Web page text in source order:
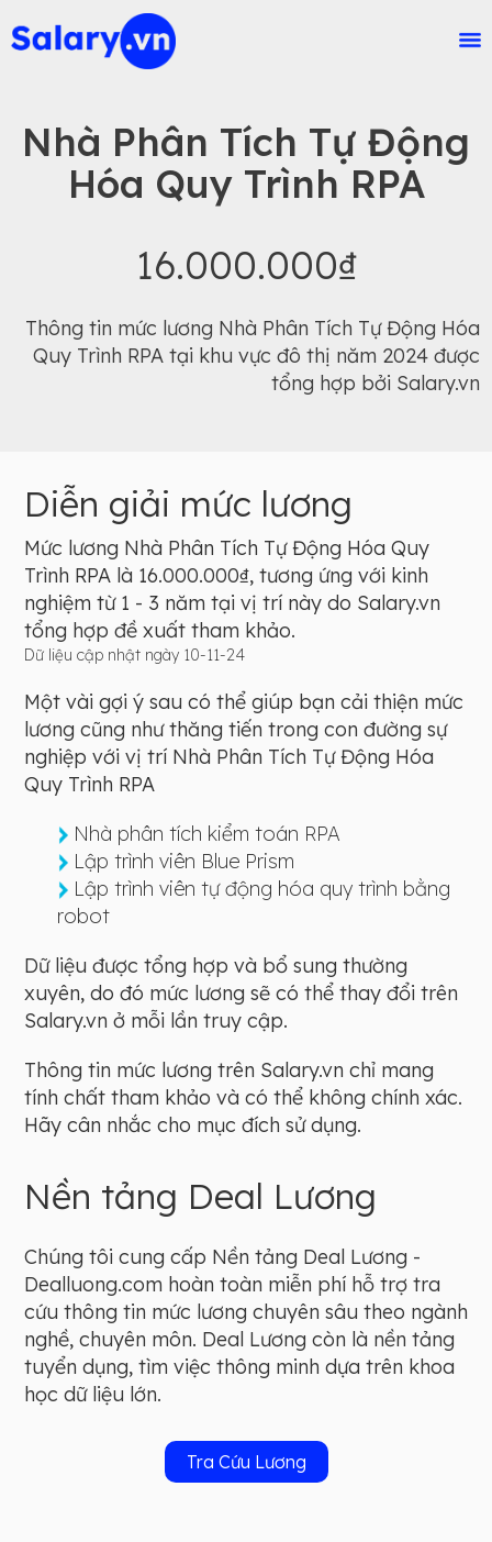
Nhà Phân Tích Tự Động
Hóa Quy Trình RPA
16.000.000₫
Thông tin mức lương Nhà Phân Tích Tự Động Hóa
Quy Trình RPA tại khu vực đô thị năm 2024 được
tổng hợp bởi Salary.vn
Diễn giải mức lương
Mức lương Nhà Phân Tích Tự Động Hóa Quy
Trình RPA là 16.000.000₫, tương ứng với kinh
nghiệm từ 1 - 3 năm tại vị trí này do Salary.vn
tổng hợp đề xuất tham khảo.
Dữ liệu cập nhật ngày 10-11-24
Một vài gợi ý sau có thể giúp bạn cải thiện mức
lương cũng như thăng tiến trong con đường sự
nghiệp với vị trí Nhà Phân Tích Tự Động Hóa
Quy Trình RPA
Nhà phân tích kiểm toán RPA
Lập trình viên Blue Prism
Lập trình viên tự động hóa quy trình bằng
robot
Dữ liệu được tổng hợp và bổ sung thường
xuyên, do đó mức lương sẽ có thể thay đổi trên
Salary.vn ở mỗi lần truy cập.
Thông tin mức lương trên Salary.vn chỉ mang
tính chất tham khảo và có thể không chính xác.
Hãy cân nhắc cho mục đích sử dụng.
Nền tảng Deal Lương
Chúng tôi cung cấp Nền tảng Deal Lương -
Dealluong.com hoàn toàn miễn phí hỗ trợ tra
cứu thông tin mức lương chuyên sâu theo ngành
nghề, chuyên môn. Deal Lương còn là nền tảng
tuyển dụng, tìm việc thông minh dựa trên khoa
học dữ liệu lớn.
Tra Cứu Lương